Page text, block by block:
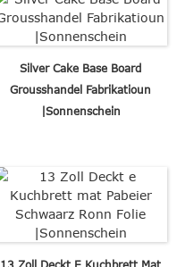
Silver Cake Base Board
Grousshandel Fabrikatioun
|Sonnenschein
13 Zoll Deckt E Kuchbrett Mat